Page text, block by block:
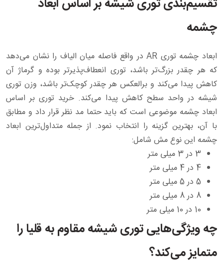
چشمه
ابعاد چشمه توری AR در واقع فاصله میان الیاف را نشان می‌دهد
که هر چقدر بزرگ‌تر باشد، توری انعطاف‌پذیرتر بوده و گرماژ آن
کاهش پیدا می‌کند و برالعکس هر چقدر کوچک‌تر باشد، وزن توری
شیشه در واحد سطح کاهش پیدا می‌کند. خرید توری بر اساس
ابعاد چشمه موضوعی است که باید حتما مد نظر قرار داد و مطابق
با آن، بهترین گزینه را انتخاب نمود. از جمله متداول‌ترین ابعاد
چشمه این نوع مش شامل:
3 در 3 میلی متر
4 در 4 میلی متر
5 در 5 میلی متر
8 در 8 میلی متر
10 در 10 میلی متر
چه ویژگی‌هایی توری شیشه مقاوم به قلیا را
متمایز می‌کند؟